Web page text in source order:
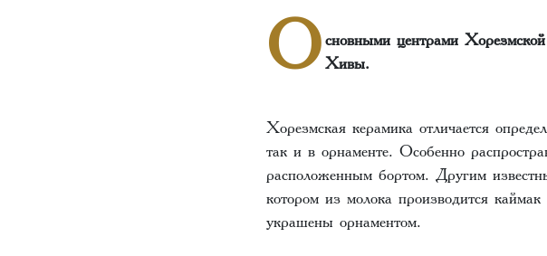
Основными центрами
Хивы.
Хорезмская керамика отличается
так и в орнаменте. Особенно
расположенным бортом. Другим
котором из молока производится
украшены орнаментом.